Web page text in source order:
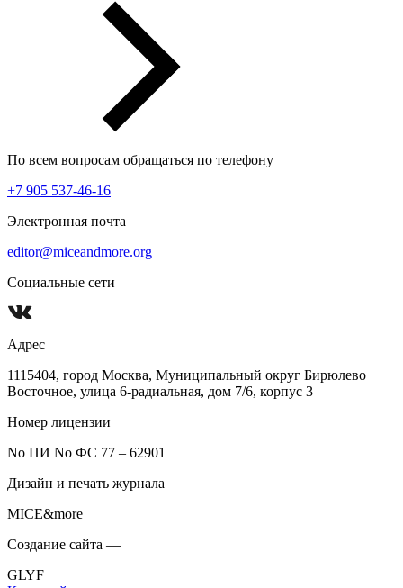
По всем вопросам обращаться по телефону
+7 905 537-46-16
Электронная почта
editor@miceandmore.org
Социальные сети
Адрес
1115404, город Москва, Муниципальный округ Бирюлево
Восточное, улица 6-радиальная, дом 7/6, корпус 3
Номер лицензии
No ПИ No ФС 77 – 62901
Дизайн и печать журнала
MICE&more
Создание сайта —
GLYF